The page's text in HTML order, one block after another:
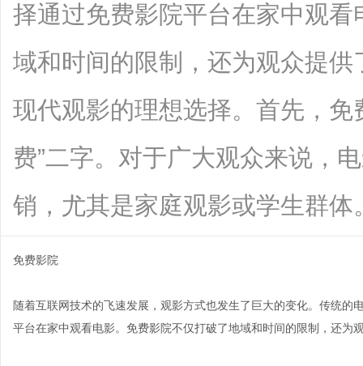
择通过免费影院平台在家中观
域和时间的限制，还为观众提
现代观影的理想选择。首先，免
费”二字。对于广大观众来说，
销，尤其是家庭观影或学生群体
免费影院
随着互联网技术的飞速发展，观影方式也发生了巨大的变化。传统
平台在家中观看电影。免费影院不仅打破了地域和时间的限制，还为